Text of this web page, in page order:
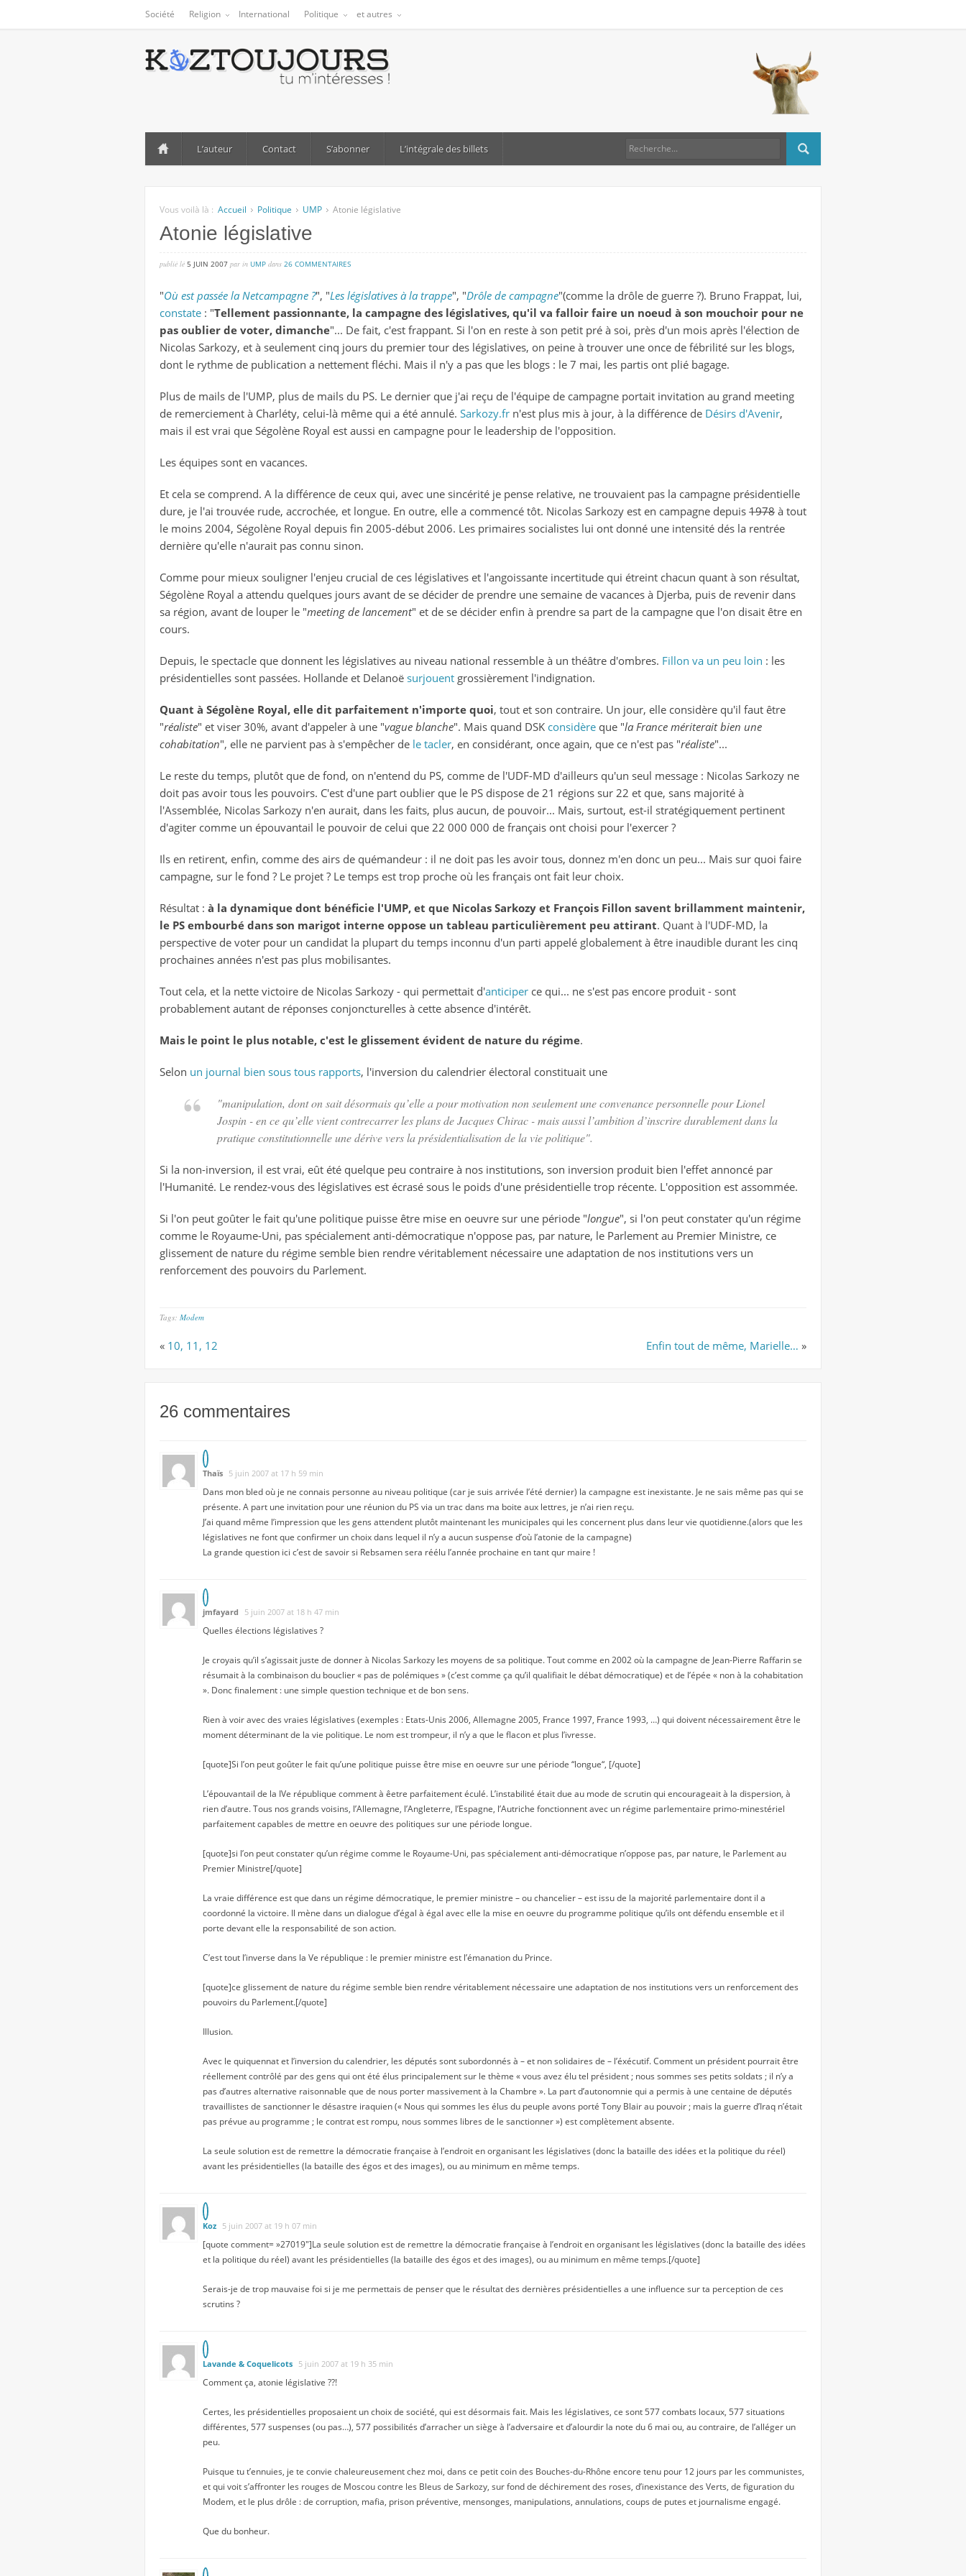
Société Religion International Politique et autres
L’auteur Contact S’abonner L’intégrale des billets
Vous voilà là : Accueil Politique UMP Atonie législative
Atonie législative
publié lé 5 JUIN 2007 par in UMP dans 26 COMMENTAIRESsur
législative
"Où est passée la Netcampagne ?", "Les législatives à la trappe", "Drôle de campagne"(comme la drôle de guerre ?). Bruno Frappat, lui,
constate : "Tellement passionnante, la campagne des législatives, qu'il va falloir faire un noeud à son mouchoir pour ne
pas oublier de voter, dimanche"... De fait, c'est frappant. Si l'on en reste à son petit pré à soi, près d'un mois après l'élection de
Nicolas Sarkozy, et à seulement cinq jours du premier tour des législatives, on peine à trouver une once de fébrilité sur les blogs,
dont le rythme de publication a nettement fléchi. Mais il n'y a pas que les blogs : le 7 mai, les partis ont plié bagage.
Plus de mails de l'UMP, plus de mails du PS. Le dernier que j'ai reçu de l'équipe de campagne portait invitation au grand meeting
de remerciement à Charléty, celui-là même qui a été annulé. Sarkozy.fr n'est plus mis à jour, à la différence de Désirs d'Avenir,
mais il est vrai que Ségolène Royal est aussi en campagne pour le leadership de l'opposition.
Les équipes sont en vacances.
Et cela se comprend. A la différence de ceux qui, avec une sincérité je pense relative, ne trouvaient pas la campagne présidentielle
dure, je l'ai trouvée rude, accrochée, et longue. En outre, elle a commencé tôt. Nicolas Sarkozy est en campagne depuis 1978 à tout
le moins 2004, Ségolène Royal depuis fin 2005-début 2006. Les primaires socialistes lui ont donné une intensité dés la rentrée
dernière qu'elle n'aurait pas connu sinon.
Comme pour mieux souligner l'enjeu crucial de ces législatives et l'angoissante incertitude qui étreint chacun quant à son résultat,
Ségolène Royal a attendu quelques jours avant de se décider de prendre une semaine de vacances à Djerba, puis de revenir dans
sa région, avant de louper le "meeting de lancement" et de se décider enfin à prendre sa part de la campagne que l'on disait être en
cours.
Depuis, le spectacle que donnent les législatives au niveau national ressemble à un théâtre d'ombres. Fillon va un peu loin : les
présidentielles sont passées. Hollande et Delanoë surjouent grossièrement l'indignation.
Quant à Ségolène Royal, elle dit parfaitement n'importe quoi, tout et son contraire. Un jour, elle considère qu'il faut être
"réaliste" et viser 30%, avant d'appeler à une "vague blanche". Mais quand DSK considère que "la France mériterait bien une
cohabitation", elle ne parvient pas à s'empêcher de le tacler, en considérant, once again, que ce n'est pas "réaliste"...
Le reste du temps, plutôt que de fond, on n'entend du PS, comme de l'UDF-MD d'ailleurs qu'un seul message : Nicolas Sarkozy ne
doit pas avoir tous les pouvoirs. C'est d'une part oublier que le PS dispose de 21 régions sur 22 et que, sans majorité à
l'Assemblée, Nicolas Sarkozy n'en aurait, dans les faits, plus aucun, de pouvoir... Mais, surtout, est-il stratégiquement pertinent
d'agiter comme un épouvantail le pouvoir de celui que 22 000 000 de français ont choisi pour l'exercer ?
Ils en retirent, enfin, comme des airs de quémandeur : il ne doit pas les avoir tous, donnez m'en donc un peu... Mais sur quoi faire
campagne, sur le fond ? Le projet ? Le temps est trop proche où les français ont fait leur choix.
Résultat : à la dynamique dont bénéficie l'UMP, et que Nicolas Sarkozy et François Fillon savent brillamment maintenir,
le PS embourbé dans son marigot interne oppose un tableau particulièrement peu attirant. Quant à l'UDF-MD, la
perspective de voter pour un candidat la plupart du temps inconnu d'un parti appelé globalement à être inaudible durant les cinq
prochaines années n'est pas plus mobilisantes.
Tout cela, et la nette victoire de Nicolas Sarkozy - qui permettait d'anticiper ce qui... ne s'est pas encore produit - sont
probablement autant de réponses conjoncturelles à cette absence d'intérêt.
Mais le point le plus notable, c'est le glissement évident de nature du régime.
Selon un journal bien sous tous rapports, l'inversion du calendrier électoral constituait une
"manipulation, dont on sait désormais qu’elle a pour motivation non seulement une convenance personnelle pour Lionel
Jospin - en ce qu’elle vient contrecarrer les plans de Jacques Chirac - mais aussi l’ambition d’inscrire durablement dans la
pratique constitutionnelle une dérive vers la présidentialisation de la vie politique".
Si la non-inversion, il est vrai, eût été quelque peu contraire à nos institutions, son inversion produit bien l'effet annoncé par
l'Humanité. Le rendez-vous des législatives est écrasé sous le poids d'une présidentielle trop récente. L'opposition est assommée.
Si l'on peut goûter le fait qu'une politique puisse être mise en oeuvre sur une période "longue", si l'on peut constater qu'un régime
comme le Royaume-Uni, pas spécialement anti-démocratique n'oppose pas, par nature, le Parlement au Premier Ministre, ce
glissement de nature du régime semble bien rendre véritablement nécessaire une adaptation de nos institutions vers un
renforcement des pouvoirs du Parlement.
Tags: Modem
« 10, 11, 12 Enfin tout de même, Marielle… »
26 commentaires
Thaïs 5 juin 2007 at 17 h 59 min
Dans mon bled où je ne connais personne au niveau politique (car je suis arrivée l’été dernier) la campagne est inexistante. Je ne sais même pas qui se
présente. A part une invitation pour une réunion du PS via un trac dans ma boite aux lettres, je n’ai rien reçu.
J’ai quand même l’impression que les gens attendent plutôt maintenant les municipales qui les concernent plus dans leur vie quotidienne.(alors que les
législatives ne font que confirmer un choix dans lequel il n’y a aucun suspense d’où l’atonie de la campagne)
La grande question ici c’est de savoir si Rebsamen sera réélu l’année prochaine en tant qur maire !
jmfayard 5 juin 2007 at 18 h 47 min
Quelles élections législatives ?
Je croyais qu’il s’agissait juste de donner à Nicolas Sarkozy les moyens de sa politique. Tout comme en 2002 où la campagne de Jean-Pierre Raffarin se
résumait à la combinaison du bouclier « pas de polémiques » (c’est comme ça qu’il qualifiait le débat démocratique) et de l’épée « non à la cohabitation
». Donc finalement : une simple question technique et de bon sens.
Rien à voir avec des vraies législatives (exemples : Etats-Unis 2006, Allemagne 2005, France 1997, France 1993, …) qui doivent nécessairement être le
moment déterminant de la vie politique. Le nom est trompeur, il n’y a que le flacon et plus l’ivresse.
[quote]Si l’on peut goûter le fait qu’une politique puisse être mise en oeuvre sur une période “longue“, [/quote]
L’épouvantail de la IVe république comment à êetre parfaitement éculé. L’instabilité était due au mode de scrutin qui encourageait à la dispersion, à
rien d’autre. Tous nos grands voisins, l’Allemagne, l’Angleterre, l’Espagne, l’Autriche fonctionnent avec un régime parlementaire primo-minestériel
parfaitement capables de mettre en oeuvre des politiques sur une période longue.
[quote]si l’on peut constater qu’un régime comme le Royaume-Uni, pas spécialement anti-démocratique n’oppose pas, par nature, le Parlement au
Premier Ministre[/quote]
La vraie différence est que dans un régime démocratique, le premier ministre – ou chancelier – est issu de la majorité parlementaire dont il a
coordonné la victoire. Il mène dans un dialogue d’égal à égal avec elle la mise en oeuvre du programme politique qu’ils ont défendu ensemble et il
porte devant elle la responsabilité de son action.
C’est tout l’inverse dans la Ve république : le premier ministre est l’émanation du Prince.
[quote]ce glissement de nature du régime semble bien rendre véritablement nécessaire une adaptation de nos institutions vers un renforcement des
pouvoirs du Parlement.[/quote]
Illusion.
Avec le quiquennat et l’inversion du calendrier, les députés sont subordonnés à – et non solidaires de – l’éxécutif. Comment un président pourrait être
réellement contrôlé par des gens qui ont été élus principalement sur le thème « vous avez élu tel président ; nous sommes ses petits soldats ; il n’y a
pas d’autres alternative raisonnable que de nous porter massivement à la Chambre ». La part d’autonomnie qui a permis à une centaine de députés
travaillistes de sanctionner le désastre iraquien (« Nous qui sommes les élus du peuple avons porté Tony Blair au pouvoir ; mais la guerre d’Iraq n’était
pas prévue au programme ; le contrat est rompu, nous sommes libres de le sanctionner ») est complètement absente.
La seule solution est de remettre la démocratie française à l’endroit en organisant les législatives (donc la bataille des idées et la politique du réel)
avant les présidentielles (la bataille des égos et des images), ou au minimum en même temps.
Koz 5 juin 2007 at 19 h 07 min
[quote comment= »27019″]La seule solution est de remettre la démocratie française à l’endroit en organisant les législatives (donc la bataille des idées
et la politique du réel) avant les présidentielles (la bataille des égos et des images), ou au minimum en même temps.[/quote]
Serais-je de trop mauvaise foi si je me permettais de penser que le résultat des dernières présidentielles a une influence sur ta perception de ces
scrutins ?
Lavande & Coquelicots 5 juin 2007 at 19 h 35 min
Comment ça, atonie législative ??!
Certes, les présidentielles proposaient un choix de société, qui est désormais fait. Mais les législatives, ce sont 577 combats locaux, 577 situations
différentes, 577 suspenses (ou pas…), 577 possibilités d’arracher un siège à l’adversaire et d’alourdir la note du 6 mai ou, au contraire, de l’alléger un
peu.
Puisque tu t’ennuies, je te convie chaleureusement chez moi, dans ce petit coin des Bouches-du-Rhône encore tenu pour 12 jours par les communistes,
et qui voit s’affronter les rouges de Moscou contre les Bleus de Sarkozy, sur fond de déchirement des roses, d’inexistance des Verts, de figuration du
Modem, et le plus drôle : de corruption, mafia, prison préventive, mensonges, manipulations, annulations, coups de putes et journalisme engagé.
Que du bonheur.